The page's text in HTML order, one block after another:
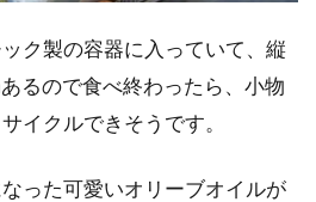
ク製の容器に入っていて、縦
るので食べ終わったら、小物
イクルできそうです。
った可愛いオリーブオイルが